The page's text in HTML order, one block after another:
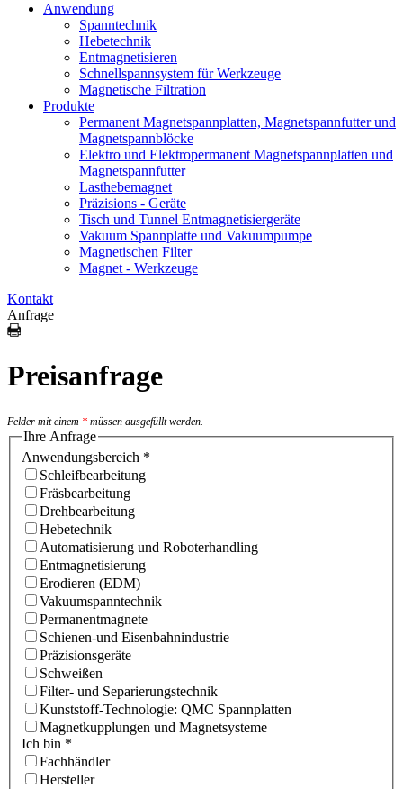
Anwendung
Spanntechnik
Hebetechnik
Entmagnetisieren
Schnellspannsystem für Werkzeuge
Magnetische Filtration
Produkte
Permanent Magnetspannplatten, Magnetspannfutter und
Magnetspannblöcke
Elektro und Elektropermanent Magnetspannplatten und
Magnetspannfutter
Lasthebemagnet
Präzisions - Geräte
Tisch und Tunnel Entmagnetisiergeräte
Vakuum Spannplatte und Vakuumpumpe
Magnetischen Filter
Magnet - Werkzeuge
Kontakt
Anfrage
Preisanfrage
Felder mit einem * müssen ausgefüllt werden.
Ihre Anfrage
Anwendungsbereich *
Schleifbearbeitung
Fräsbearbeitung
Drehbearbeitung
Hebetechnik
Automatisierung und Roboterhandling
Entmagnetisierung
Erodieren (EDM)
Vakuumspanntechnik
Permanentmagnete
Schienen-und Eisenbahnindustrie
Präzisionsgeräte
Schweißen
Filter- und Separierungstechnik
Kunststoff-Technologie: QMC Spannplatten
Magnetkupplungen und Magnetsysteme
Ich bin *
Fachhändler
Hersteller